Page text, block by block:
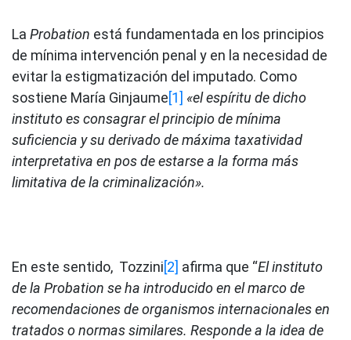
La Probation está fundamentada en los principios
de mínima intervención penal y en la necesidad de
evitar la estigmatización del imputado. Como
sostiene María Ginjaume[1] «el espíritu de dicho
instituto es consagrar el principio de mínima
suficiencia y su derivado de máxima taxatividad
interpretativa en pos de estarse a la forma más
limitativa de la criminalización».
En este sentido, Tozzini[2] afirma que “El instituto
de la Probation se ha introducido en el marco de
recomendaciones de organismos internacionales en
tratados o normas similares. Responde a la idea de